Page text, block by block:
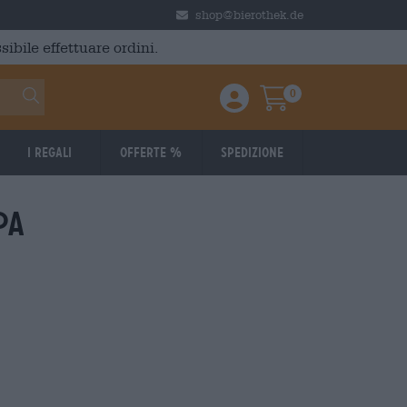
shop@bierothek.de
effettuare ordini.
Einloggen / Anmelden
Warenkorb
0
I regali Offerte % Spedizione